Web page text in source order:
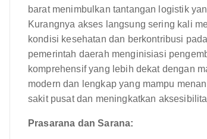
barat menimbulkan tantangan logistik
Kurangnya akses langsung sering kali
kondisi kesehatan dan berkontribusi
pemerintah daerah menginisiasi
komprehensif yang lebih dekat dengan
modern dan lengkap yang mampu
sakit pusat dan meningkatkan
Prasarana dan Sarana: